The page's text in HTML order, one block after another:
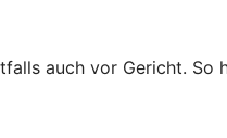
auch vor Gericht. So